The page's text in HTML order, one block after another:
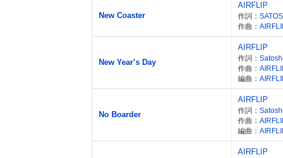
New Coaster
AIRFLIP
作詞：
作曲：
New Year’s Day
AIRFLIP
作詞： Satoshi
作曲：
編曲：
No Boarder
AIRFLIP
作詞： Satoshi
作曲：
編曲：
AIRFLIP